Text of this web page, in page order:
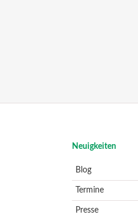
Navigation
Neuigkeiten
Blog
Termine
Presse